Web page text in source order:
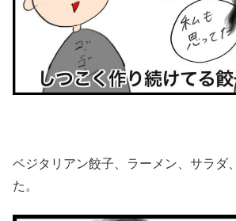
ベジタリアン餃子、ラーメン、サラダ
た。